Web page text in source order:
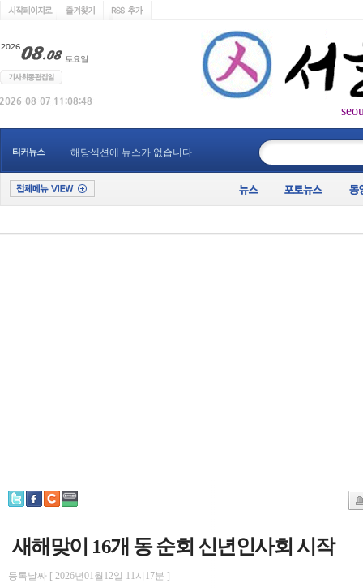
티커뉴스 해당섹션에 뉴스가 없습니다
새해맞이 16개 동 순회 신년인사회 시작
등록날짜 [ 2026년01월12일 11시17분 ]